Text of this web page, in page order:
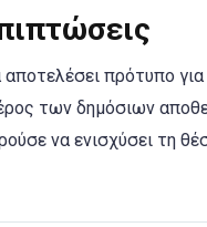
πρότυπο
των δημόσιων
να ενισχύσει τη